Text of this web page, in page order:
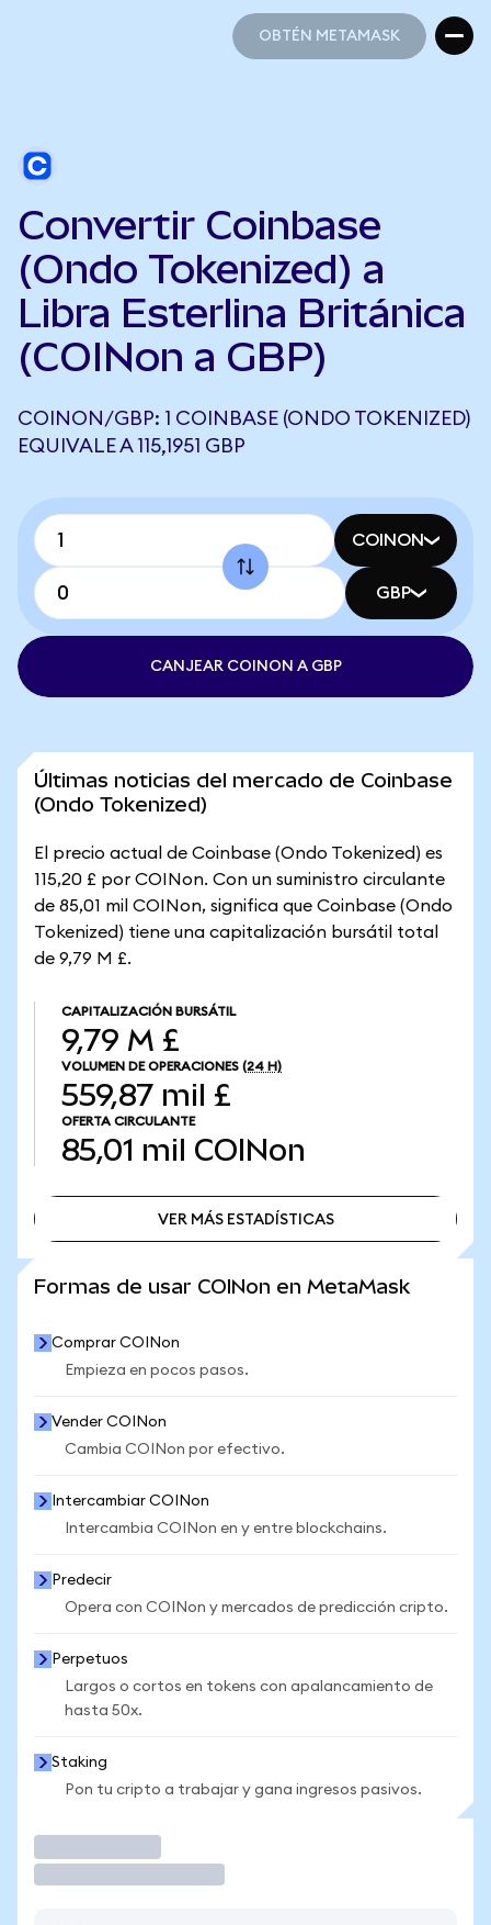
OBTÉN METAMASK
Convertir Coinbase
(Ondo Tokenized) a
Libra Esterlina Británica
(COINon a GBP)
COINON/GBP: 1 COINBASE (ONDO TOKENIZED)
EQUIVALE A 115,1951 GBP
COINON
GBP
CANJEAR COINON A GBP
Últimas noticias del mercado de Coinbase
(Ondo Tokenized)
El precio actual de Coinbase (Ondo Tokenized) es
115,20 £ por COINon. Con un suministro circulante
de 85,01 mil COINon, significa que Coinbase (Ondo
Tokenized) tiene una capitalización bursátil total
de 9,79 M £.
CAPITALIZACIÓN BURSÁTIL
9,79 M £
VOLUMEN DE OPERACIONES (24 H)
559,87 mil £
OFERTA CIRCULANTE
85,01 mil COINon
VER MÁS ESTADÍSTICAS
Formas de usar COINon en MetaMask
Comprar COINon
Empieza en pocos pasos.
Vender COINon
Cambia COINon por efectivo.
Intercambiar COINon
Intercambia COINon en y entre blockchains.
Predecir
Opera con COINon y mercados de predicción cripto.
Perpetuos
Largos o cortos en tokens con apalancamiento de
hasta 50x.
Staking
Pon tu cripto a trabajar y gana ingresos pasivos.